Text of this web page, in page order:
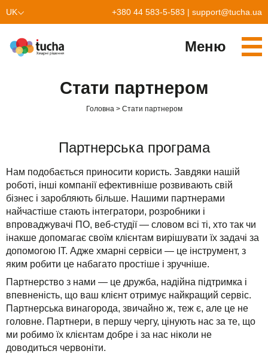
UK +380 44 583-5-583 | support@tucha.ua
Меню
TuchaBit+
TuchaBit
TuchaHost
TuchaMetal
TuchaBackup
TuchaHosting
TuchaSync
Хмари для e-commerce
Хостиг сайтів на Laravel
Хостинг CRM
Хостинг сайтів-конструкторів
Віддалений офіс
Реселінг хостингу
Стати партнером
Наші партнери
Відгуки
Блог
Про нас
Компанія
Кар'єра
Контакти
Стати партнером
Головна Стати партнером
Партнерська програма
Нам подобається приносити користь. Завдяки нашій
роботі, інші компанії ефективніше розвивають свій
бізнес і заробляють більше. Нашими партнерами
найчастіше стають інтегратори, розробники і
впроваджувачі ПО, веб-студії — словом всі ті, хто так чи
інакше допомагає своїм клієнтам вирішувати їх задачі за
допомогою ІТ. Адже хмарні сервіси — це інструмент, з
яким робити це набагато простіше і зручніше.
Партнерство з нами — це дружба, надійна підтримка і
впевненість, що ваш клієнт отримує найкращий сервіс.
Партнерська винагорода, звичайно ж, теж є, але це не
головне. Партнери, в першу чергу, цінують нас за те, що
ми робимо їх клієнтам добре і за нас ніколи не
доводиться червоніти.